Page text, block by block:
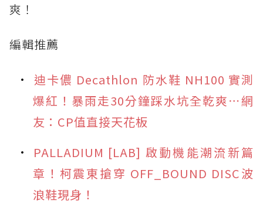
爽！
編輯推薦
迪卡儂 Decathlon 防水鞋 NH100 實測
爆紅！暴雨走30分鐘踩水坑全乾爽⋯網
友：CP值直接天花板
PALLADIUM [LAB] 啟動機能潮流新篇
章！柯震東搶穿 OFF_BOUND DISC波
浪鞋現身！